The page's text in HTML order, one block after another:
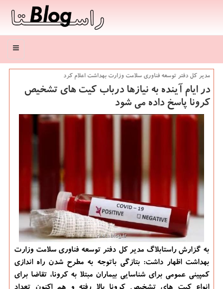
منو
مدیر كل دفتر توسعه فناوری سلامت وزارت بهداشت اعلام كرد
در ایام آینده به نیازها درباب كیت های تشخیص
كرونا پاسخ داده می شود
به گزارش راستابلاگ مدیر كل دفتر توسعه فناوری سلامت وزارت
بهداشت اظهار داشت: بتازگی باتوجه به مطرح شدن راه اندازی
كمپینی عمومی برای شناسایی بیماران مبتلا به كرونا، تقاضا برای